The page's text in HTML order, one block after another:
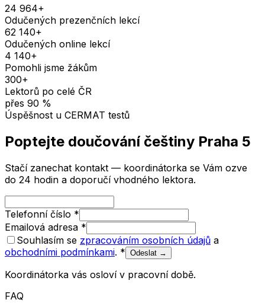
24 964+
Odučených prezenčních lekcí
62 140+
Odučených online lekcí
4 140+
Pomohli jsme žákům
300+
Lektorů po celé ČR
přes 90 %
Úspěšnost u CERMAT testů
Poptejte doučování češtiny Praha 5
Stačí zanechat kontakt — koordinátorka se Vám ozve
do 24 hodin a doporučí vhodného lektora.
Telefonní číslo *
Emailová adresa *
Souhlasím se zpracováním osobních údajů a
obchodními podmínkami. * Odeslat →
Koordinátorka vás osloví v pracovní době.
FAQ